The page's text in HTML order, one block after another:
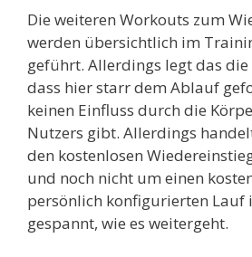
Die weiteren Workouts zum
werden übersichtlich im
geführt. Allerdings legt das
dass hier starr dem Ablauf
keinen Einfluss durch die
Nutzers gibt. Allerdings
den kostenlosen
und noch nicht um einen
persönlich konfigurierten Lauf
gespannt, wie es weitergeht.